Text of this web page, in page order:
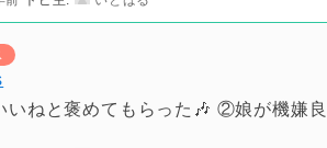
ねと褒めてもらった🎶 ②娘が機嫌